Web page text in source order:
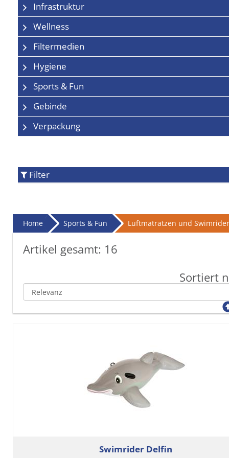
Infrastruktur
Wellness
Filtermedien
Hygiene
Sports & Fun
Gebinde
Verpackung
Filter
Home Sports & Fun Luftmatratzen und
Artikel gesamt: 16
Sortiert
Swimrider Delfin